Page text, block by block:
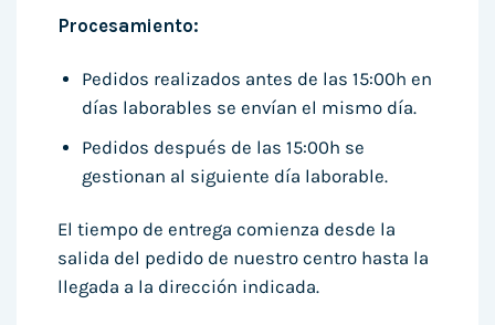
Procesamiento:
Pedidos realizados antes de las 15:00h en
días laborables se envían el mismo día.
Pedidos después de las 15:00h se
gestionan al siguiente día laborable.
El tiempo de entrega comienza desde la
salida del pedido de nuestro centro hasta la
llegada a la dirección indicada.